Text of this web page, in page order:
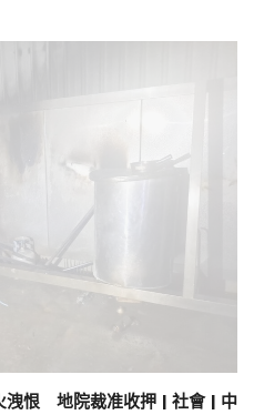
洩恨 地院裁准收押 | 社會 | 中